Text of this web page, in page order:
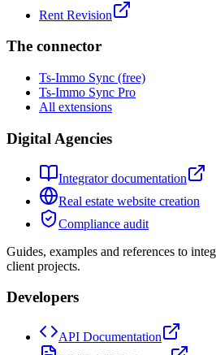
Rent Revision
The connector
Ts-Immo Sync (free)
Ts-Immo Sync Pro
All extensions
Digital Agencies
Integrator documentation
Real estate website creation
Compliance audit
Guides, examples and references to
client projects.
Developers
API Documentation